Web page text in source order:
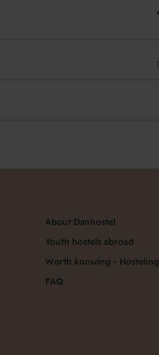
About Danhostel
Youth hostels abroad
Worth knowing - Hosteling
FAQ